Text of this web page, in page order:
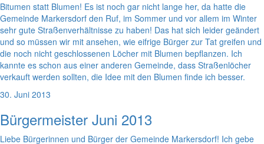
Bitumen statt Blumen! Es ist noch gar nicht lange her, da hatte die
Gemeinde Markersdorf den Ruf, im Sommer und vor allem im Winter
sehr gute Straßenverhältnisse zu haben! Das hat sich leider geändert
und so müssen wir mit ansehen, wie eifrige Bürger zur Tat greifen und
die noch nicht geschlossenen Löcher mit Blumen bepflanzen. Ich
kannte es schon aus einer anderen Gemeinde, dass Straßenlöcher
verkauft werden sollten, die Idee mit den Blumen finde ich besser.
30. Juni 2013
Bürgermeister Juni 2013
Liebe Bürgerinnen und Bürger der Gemeinde Markersdorf! Ich gebe